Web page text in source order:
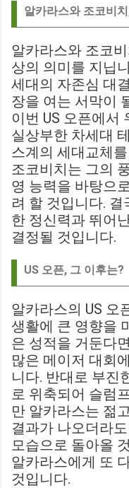
알카라스와 조코비
알카라스와 조코
상의 의미를 지닙
세대의 자존심 대
장을 여는 서막이
이번 US 오픈에서
실상부한 차세대
스계의 세대교체
조코비치는 그의
영 능력을 바탕으
려 할 것입니다.
한 정신력과 뛰어
결정될 것입니다.
US 오픈, 그 이후는?
알카라스의 US 오
생활에 큰 영향을
은 성적을 거둔다
많은 메이저 대회
니다. 반대로 부진
로 위축되어 슬럼
만 알카라스는 젊
결과가 나오더라
모습으로 돌아올
알카라스에게 또
것입니다.